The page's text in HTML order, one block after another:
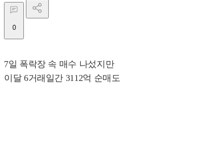
0
7일 폭락장 속 매수 나섰지만
이달 6거래일간 3112억 순매도